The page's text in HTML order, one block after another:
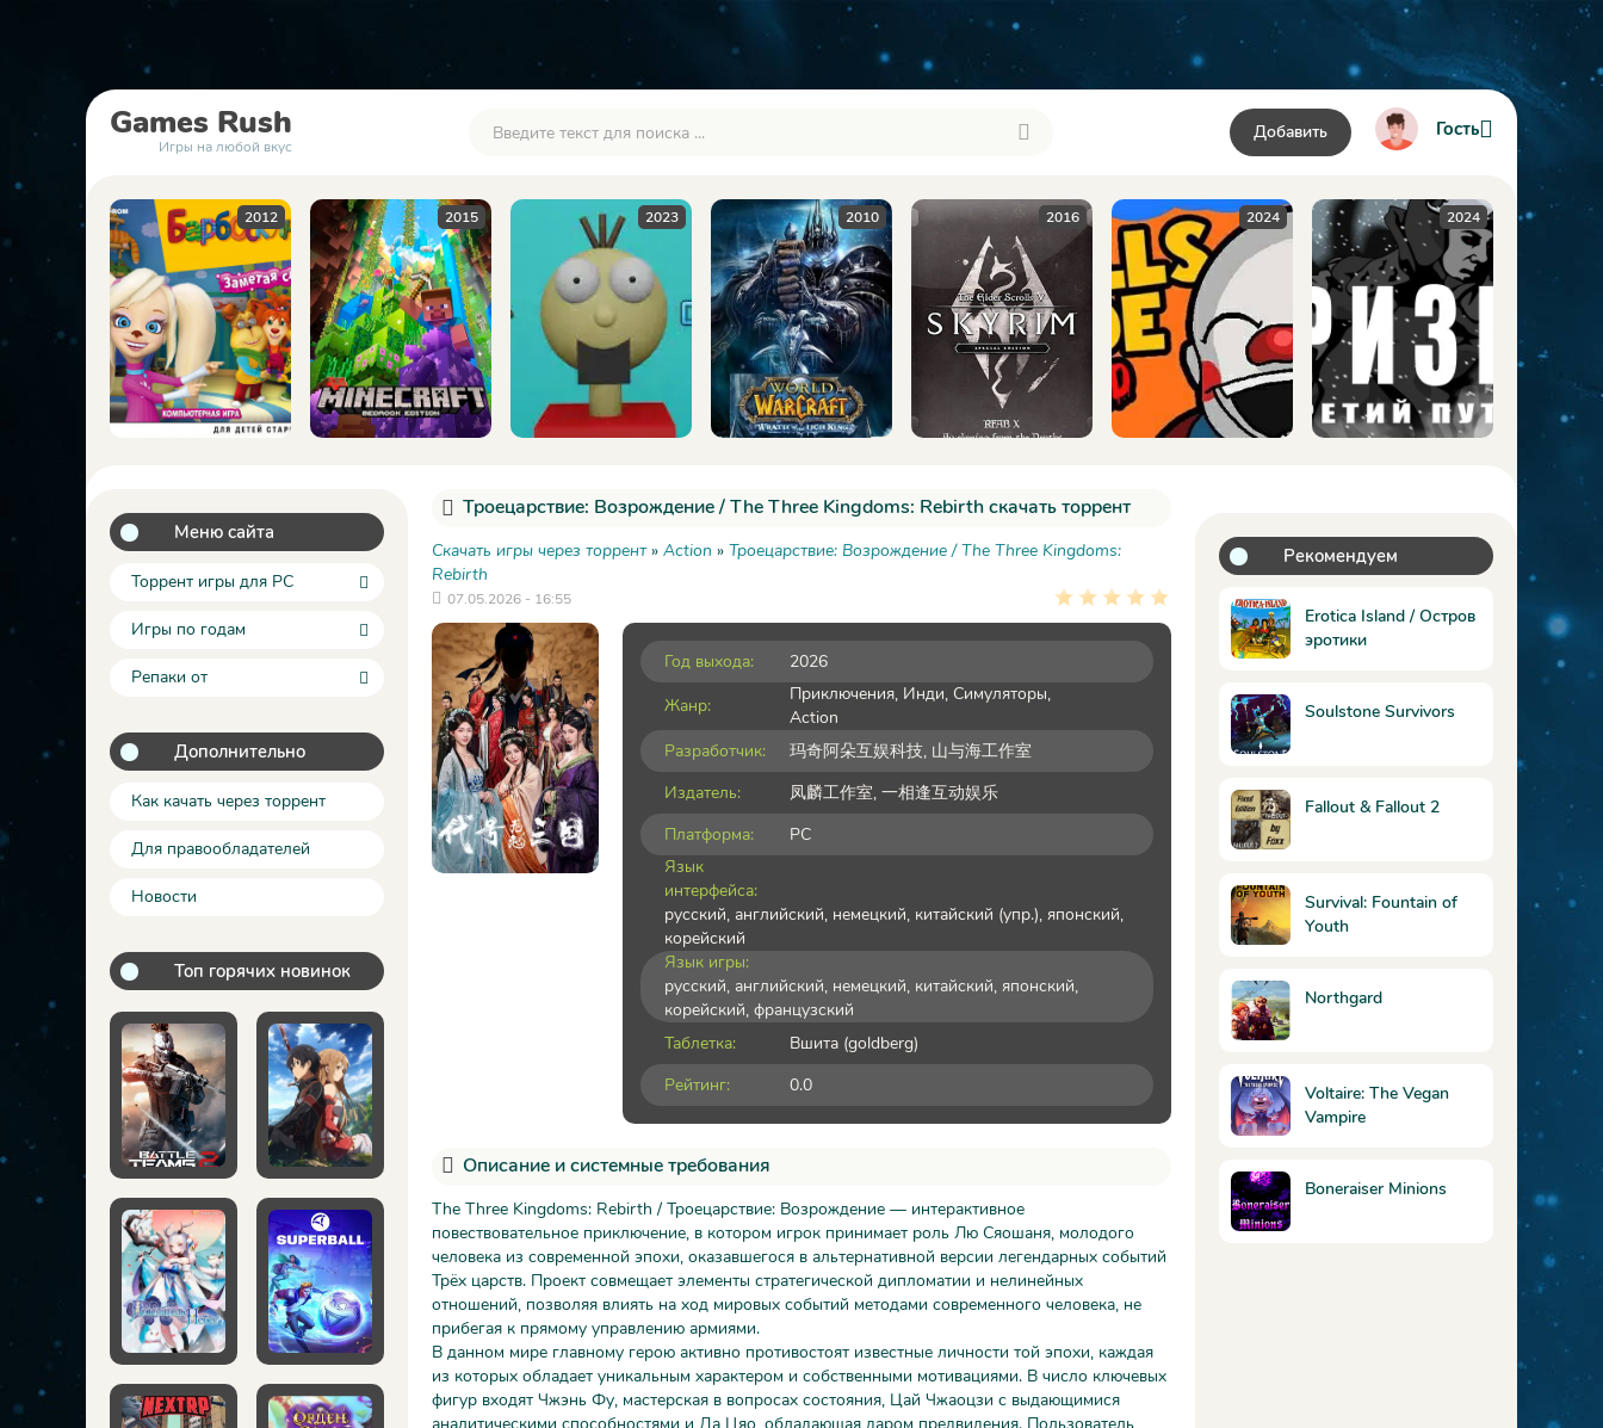
Games Rush
Игры на любой вкус
Добавить Гость
2015 2023 2010 2016 2024 2024 2009
Меню сайта
Торрент игры для PC
Игры по годам
Репаки от
Дополнительно
Как качать через торрент
Для правообладателей
Новости
Топ горячих новинок
Троецарствие: Возрождение / The Three Kingdoms: Rebirth скачать торрент
Скачать игры через торрент» Action » Троецарствие: Возрождение / The Three Kingdoms:
Rebirth
07.05.2026 - 16:55
Год выхода:
2026
Жанр:
Приключения, Инди, Симуляторы,
Action
Разработчик:
玛奇阿朵互娱科技, 山与海工作室
Издатель:
凤麟工作室, 一相逢互动娱乐
Платформа:
PC
Язык
интерфейса:
русский, английский, немецкий, китайский (упр.), японский,
корейский
Язык игры:
русский, английский, немецкий, китайский, японский,
корейский, французский
Таблетка:
Вшита (goldberg)
Рейтинг:
0.0
Описание и системные требования
The Three Kingdoms: Rebirth / Троецарствие: Возрождение — интерактивное
повествовательное приключение, в котором игрок принимает роль Лю Сяошаня, молодого
человека из современной эпохи, оказавшегося в альтернативной версии легендарных событий
Трёх царств. Проект совмещает элементы стратегической дипломатии и нелинейных
отношений, позволяя влиять на ход мировых событий методами современного человека, не
прибегая к прямому управлению армиями.
В данном мире главному герою активно противостоят известные личности той эпохи, каждая
из которых обладает уникальным характером и собственными мотивациями. В число ключевых
фигур входят Чжэнь Фу, мастерская в вопросах состояния, Цай Чжаоцзи с выдающимися
Рекомендуем
Erotica Island / Остров
эротики
Soulstone Survivors
Fallout & Fallout 2
Survival: Fountain of
Youth
Northgard
Voltaire: The Vegan
Vampire
Boneraiser Minions